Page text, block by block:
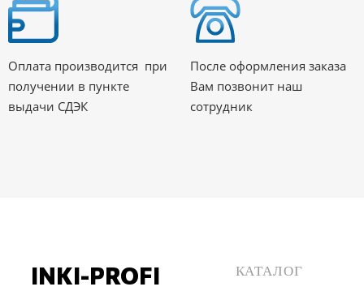
Оплата производится при
получении в пункте
выдачи СДЭК
После оформления заказа
Вам позвонит наш
сотрудник
INKI-PROFI КАТАЛОГ